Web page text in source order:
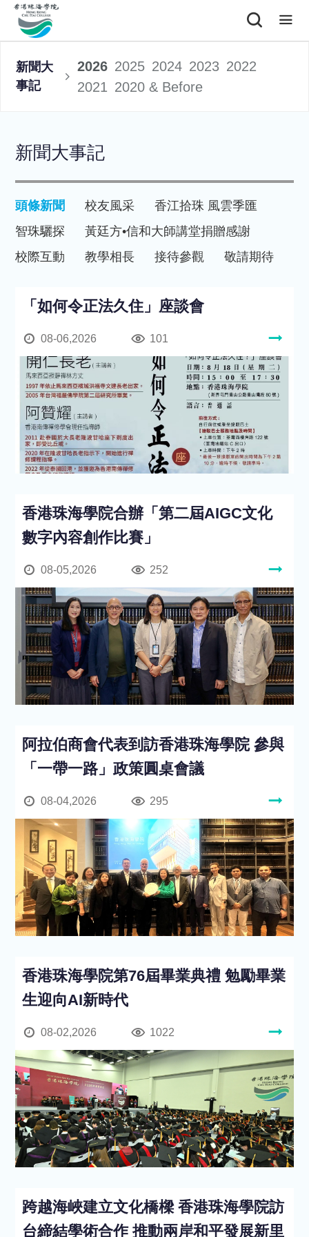
新聞大
事記
2026 2025 2024 2023 2022
2021 2020 & Before
新聞大事記
頭條新聞 校友風采
香江拾珠 風雲季匯
智珠驪探
黃廷方•信和大師講堂捐贈感謝
校際互動
教學相長 接待參觀 敬請期待
「如何令正法久住」座談會
08-06,2026 101
香港珠海學院合辦「第二屆AIGC文化
數字內容創作比賽」
08-05,2026 252
阿拉伯商會代表到訪香港珠海學院 參與
「一帶一路」政策圓桌會議
08-04,2026 295
香港珠海學院第76屆畢業典禮 勉勵畢業
生迎向AI新時代
08-02,2026 1022
跨越海峽建立文化橋樑 香港珠海學院訪
台締結學術合作 推動兩岸和平發展新里